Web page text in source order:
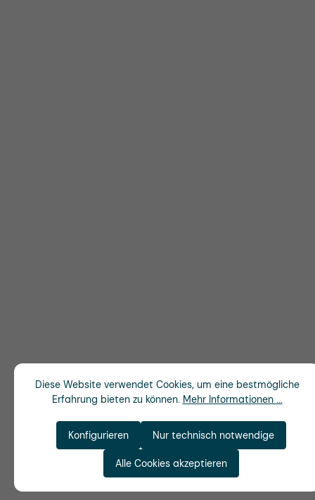
Diese Website verwendet Cookies, um eine bestmögliche
Erfahrung bieten zu können. Mehr Informationen ...
Nur technisch notwendige
Konfigurieren
Alle Cookies akzeptieren